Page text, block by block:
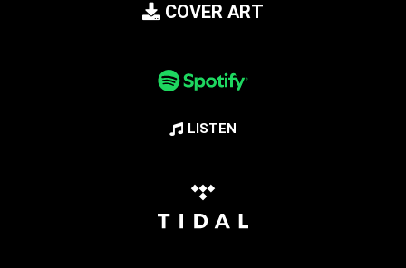
COVER ART
LISTEN